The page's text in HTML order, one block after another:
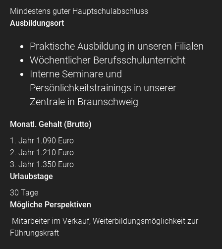
Mindestens guter Hauptschulabschluss
Ausbildungsort
Praktische Ausbildung in unseren Filialen
Wöchentlicher Berufsschulunterricht
Interne Seminare und
Persönlichkeitstrainings in unserer
Zentrale in Braunschweig
Monatl. Gehalt (Brutto)
1. Jahr 1.090 Euro
2. Jahr 1.210 Euro
3. Jahr 1.350 Euro
Urlaubstage
30 Tage
Mögliche Perspektiven
Mitarbeiter im Verkauf, Weiterbildungsmöglichkeit zur
Führungskraft